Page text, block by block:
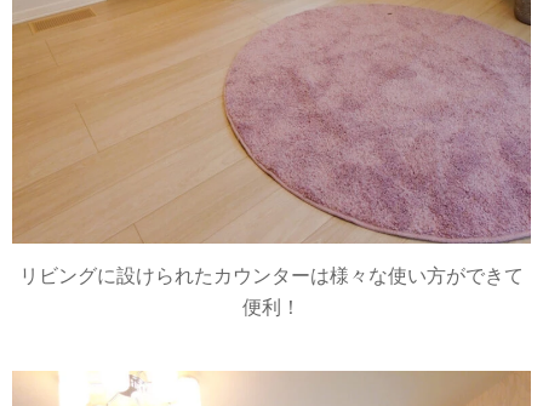
リビングに設けられたカウンターは様々な使い方ができて
便利！